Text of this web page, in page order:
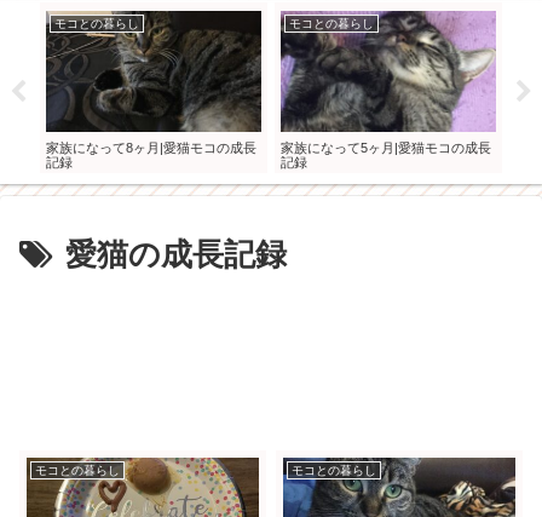
モコとの暮らし
家族になって8ヶ月|愛猫モコの成長
記録
モコとの暮らし
家族になって5ヶ月|愛猫モコの成長
記録
愛猫の成長記録
モコとの暮らし モコとの暮らし